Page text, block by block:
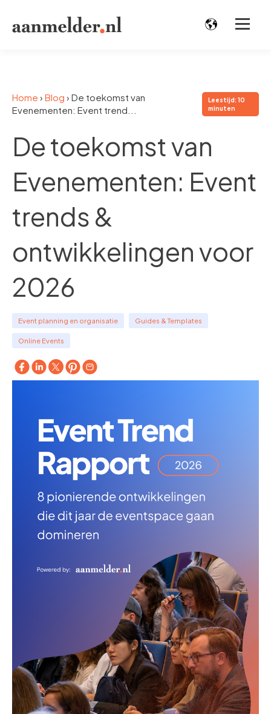
Home › Blog › De toekomst van
Evenementen: Event trend...
Leestijd: 10
minuten
De toekomst van
Evenementen: Event
trends &
ontwikkelingen voor
2026
Event planning en organisatie Guides & Templates
Online Events